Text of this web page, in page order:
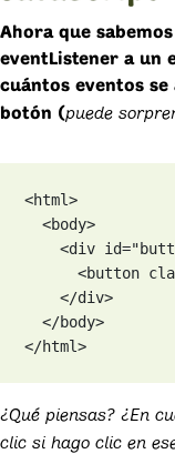
Ahora que
eventListener a un
cuántos eventos
botón (puede
<html>
  <body>
<div
<button
    </div>
  </body>
</html>
¿Qué piensas? ¿En
clic si hago clic en